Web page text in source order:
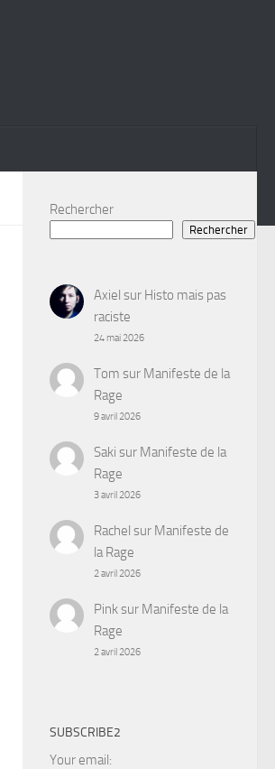
Rechercher
Rechercher
Axiel sur Histo mais pas
raciste
24 mai 2026
Tom sur Manifeste de la
Rage
9 avril 2026
Saki sur Manifeste de la
Rage
3 avril 2026
Rachel sur Manifeste de
la Rage
2 avril 2026
Pinksur Manifeste de la
Rage
2 avril 2026
SUBSCRIBE2
Your email: